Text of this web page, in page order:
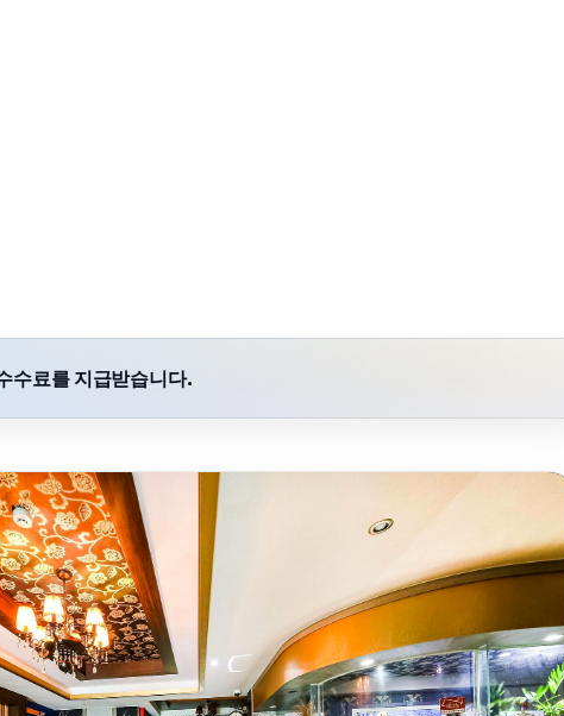
수료를 지급받습니다.